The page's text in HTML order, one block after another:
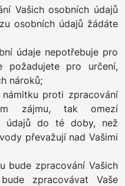
osobních údajů
osobních údajů žádáte
nepotřebuje pro
požadujete pro určení,
nároků;
proti zpracování
zájmu, tak omezí
údajů do té doby, než
převažují nad Vašimi
zpracování Vašich
zpracovávat Vaše